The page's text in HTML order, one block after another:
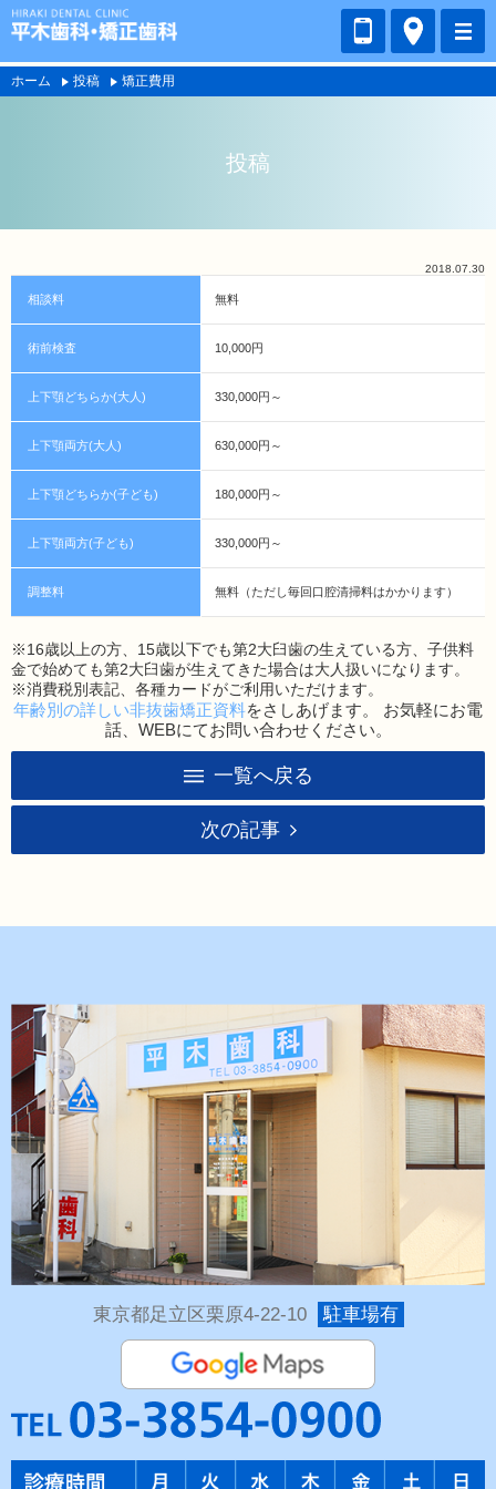
ホーム 投稿 矯正費用
投稿
2018.07.30
相談料 無料
術前検査 10,000円
上下顎どちらか(大人) 330,000円～
上下顎両方(大人) 630,000円～
上下顎どちらか(子ども) 180,000円～
上下顎両方(子ども) 330,000円～
調整料 無料（ただし毎回口腔清掃料はかかります）
※16歳以上の方、15歳以下でも第2大臼歯の生えている方、子供料
金で始めても第2大臼歯が生えてきた場合は大人扱いになります。
※消費税別表記、各種カードがご利用いただけます。
年齢別の詳しい非抜歯矯正資料をさしあげます。 お気軽にお電
話、WEBにてお問い合わせください。
一覧へ戻る
次の記事
東京都足立区栗原4-22-10 駐車場有